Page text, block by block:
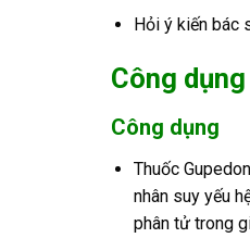
Hỏi ý kiến bác
Công
Công dụng
Thuốc
nhân suy yếu
phân tử trong